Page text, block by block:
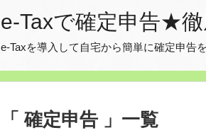
e-Taxで確定申告★
e-Taxを導入して自宅から簡単に確定申告
「 確定申告 」一覧